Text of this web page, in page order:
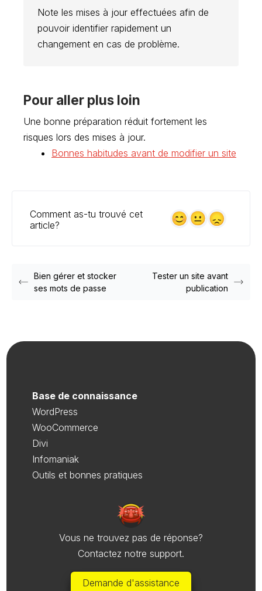
Note les mises à jour effectuées afin de
pouvoir identifier rapidement un
changement en cas de problème.
Pour aller plus loin
Une bonne préparation réduit fortement les
risques lors des mises à jour.
Bonnes habitudes avant de modifier un site
Comment as-tu trouvé cet
article?
Bien gérer et stocker
ses mots de passe
Tester un site avant
publication
Base de connaissance
WordPress
WooCommerce
Divi
Infomaniak
Outils et bonnes pratiques
Vous ne trouvez pas de réponse?
Contactez notre support.
Demande d'assistance